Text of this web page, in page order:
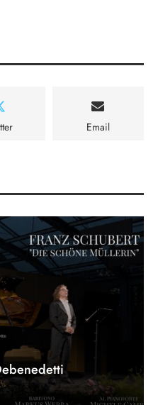
Email